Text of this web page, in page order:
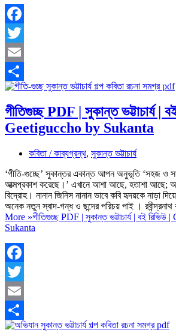
Facebook
Twitter
Email
Share
গীতিগুচ্ছ PDF | সুকান্ত ভট্টাচার্য |
Geetiguccho by Sukanta
কবিতা / কাব্যগ্রন্থ, সুকান্ত ভট্টাচার্য
‘গীতি-গুচ্ছে’ সুকান্তর একান্ত আপন অনুভূতি ‘সহজ ও
আত্মপ্রকাশ করেছে।’ এখানে আশা আছে, হতাশা আছে;
বিদ্রোহ। নানান জিনিস নানান ভাবে কবি হৃদয়কে নাড়া
অনেক নতুন স্বাদ-গন্ধ ও ছন্দের পরিচয় পাই ।
More »গীতিগুচ্ছ PDF | সুকান্ত ভট্টাচার্য | বই
Sukanta
Facebook
Twitter
Email
Share